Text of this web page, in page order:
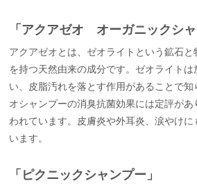
「アクアゼオ オーガニックシャ
アクアゼオとは、ゼオライトという鉱石
を持つ天然由来の成分です。ゼオライト
い、皮脂汚れを落とす作用があることで
オシャンプーの消臭抗菌効果には定評が
われています。皮膚炎や外耳炎、涙やけ
います。
「ピクニックシャンプー」